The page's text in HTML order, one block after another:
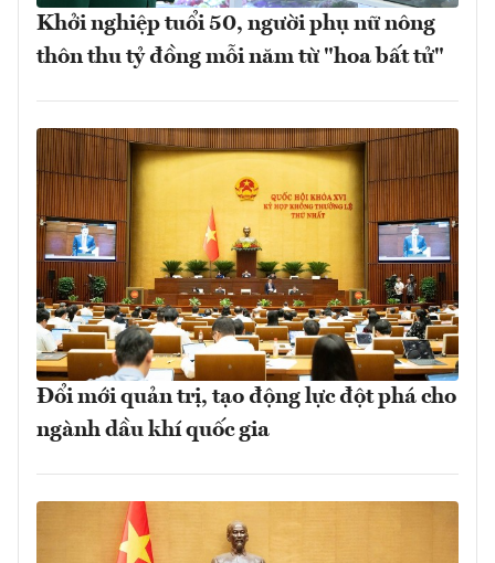
Khởi nghiệp tuổi 50, người phụ nữ nông
thôn thu tỷ đồng mỗi năm từ "hoa bất tử"
Đổi mới quản trị, tạo động lực đột phá cho
ngành dầu khí quốc gia